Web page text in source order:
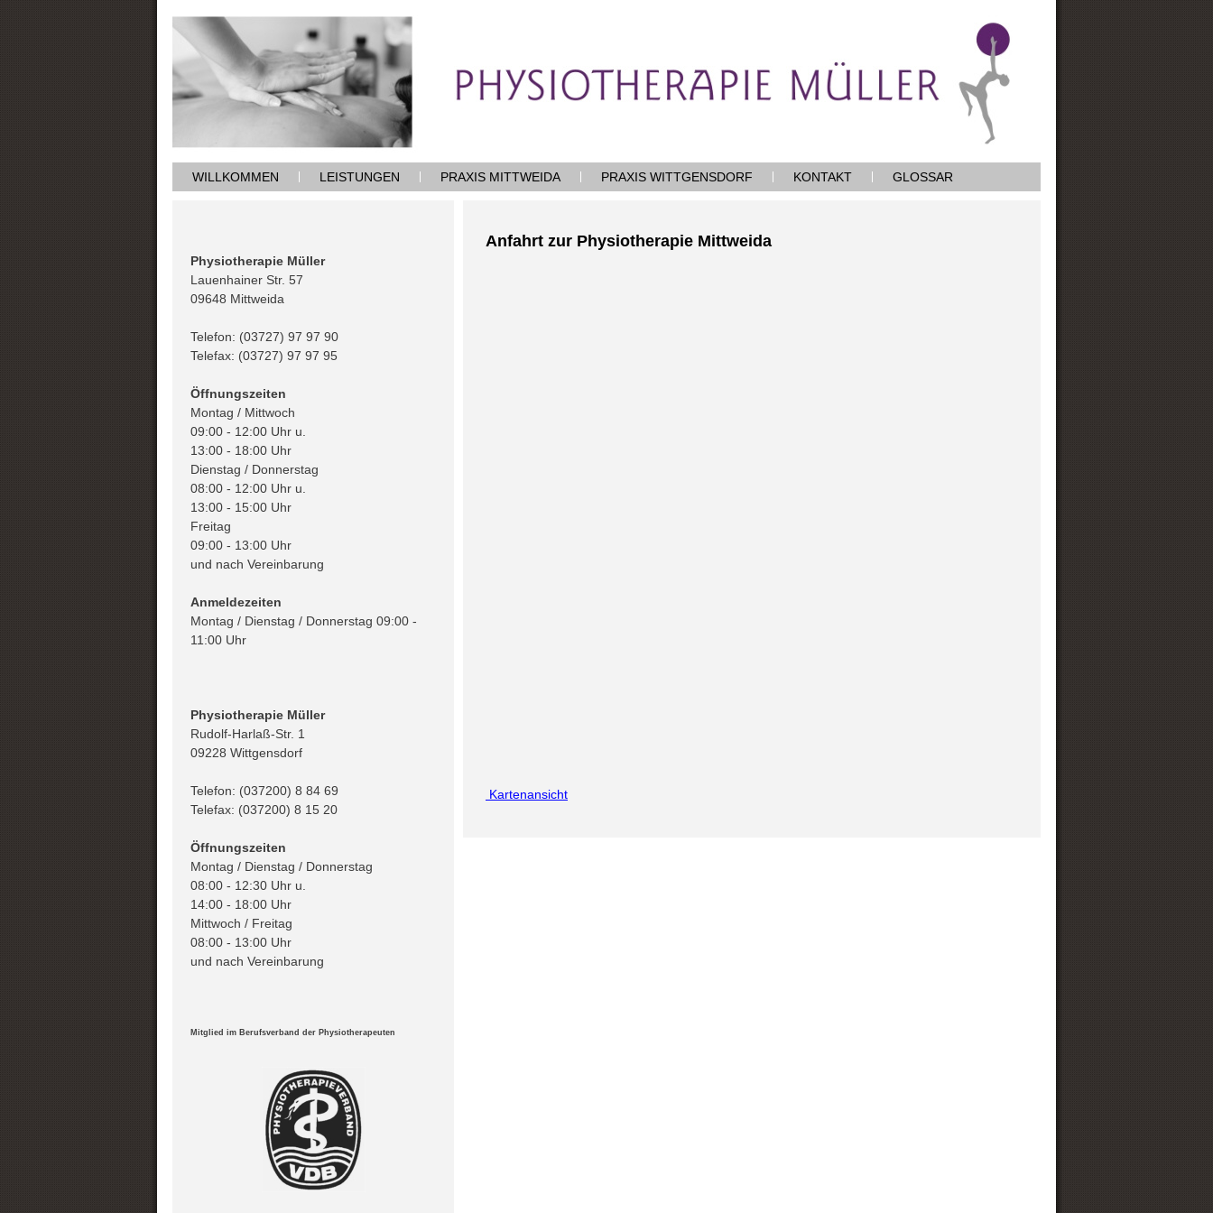
WILLKOMMEN LEISTUNGEN PRAXIS MITTWEIDA PRAXIS WITTGENSDORF KONTAKT GLOSSAR
Physiotherapie Müller
Lauenhainer Str. 57
09648 Mittweida
Telefon: (03727) 97 97 90
Telefax: (03727) 97 97 95
Öffnungszeiten
Montag / Mittwoch
09:00 - 12:00 Uhr u.
13:00 - 18:00 Uhr
Dienstag / Donnerstag
08:00 - 12:00 Uhr u.
13:00 - 15:00 Uhr
Freitag
09:00 - 13:00 Uhr
und nach Vereinbarung
Anmeldezeiten
Montag / Dienstag / Donnerstag 09:00 -
11:00 Uhr
Physiotherapie Müller
Rudolf-Harlaß-Str. 1
09228 Wittgensdorf
Telefon: (037200) 8 84 69
Telefax: (037200) 8 15 20
Öffnungszeiten
Montag / Dienstag / Donnerstag
08:00 - 12:30 Uhr u.
14:00 - 18:00 Uhr
Mittwoch / Freitag
08:00 - 13:00 Uhr
und nach Vereinbarung
Mitglied im Berufsverband der Physiotherapeuten
Anfahrt zur Physiotherapie Mittweida
Kartenansicht